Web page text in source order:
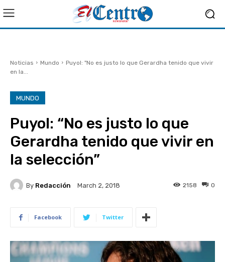
Noticias Mundo
Puyol: "No es justo lo que Gerardha tenido que vivir
en la...
MUNDO
Puyol: “No es justo lo que
Gerardha tenido que vivir en
la selección”
By Redacción March 2, 2018 0
2158
Facebook Twitter